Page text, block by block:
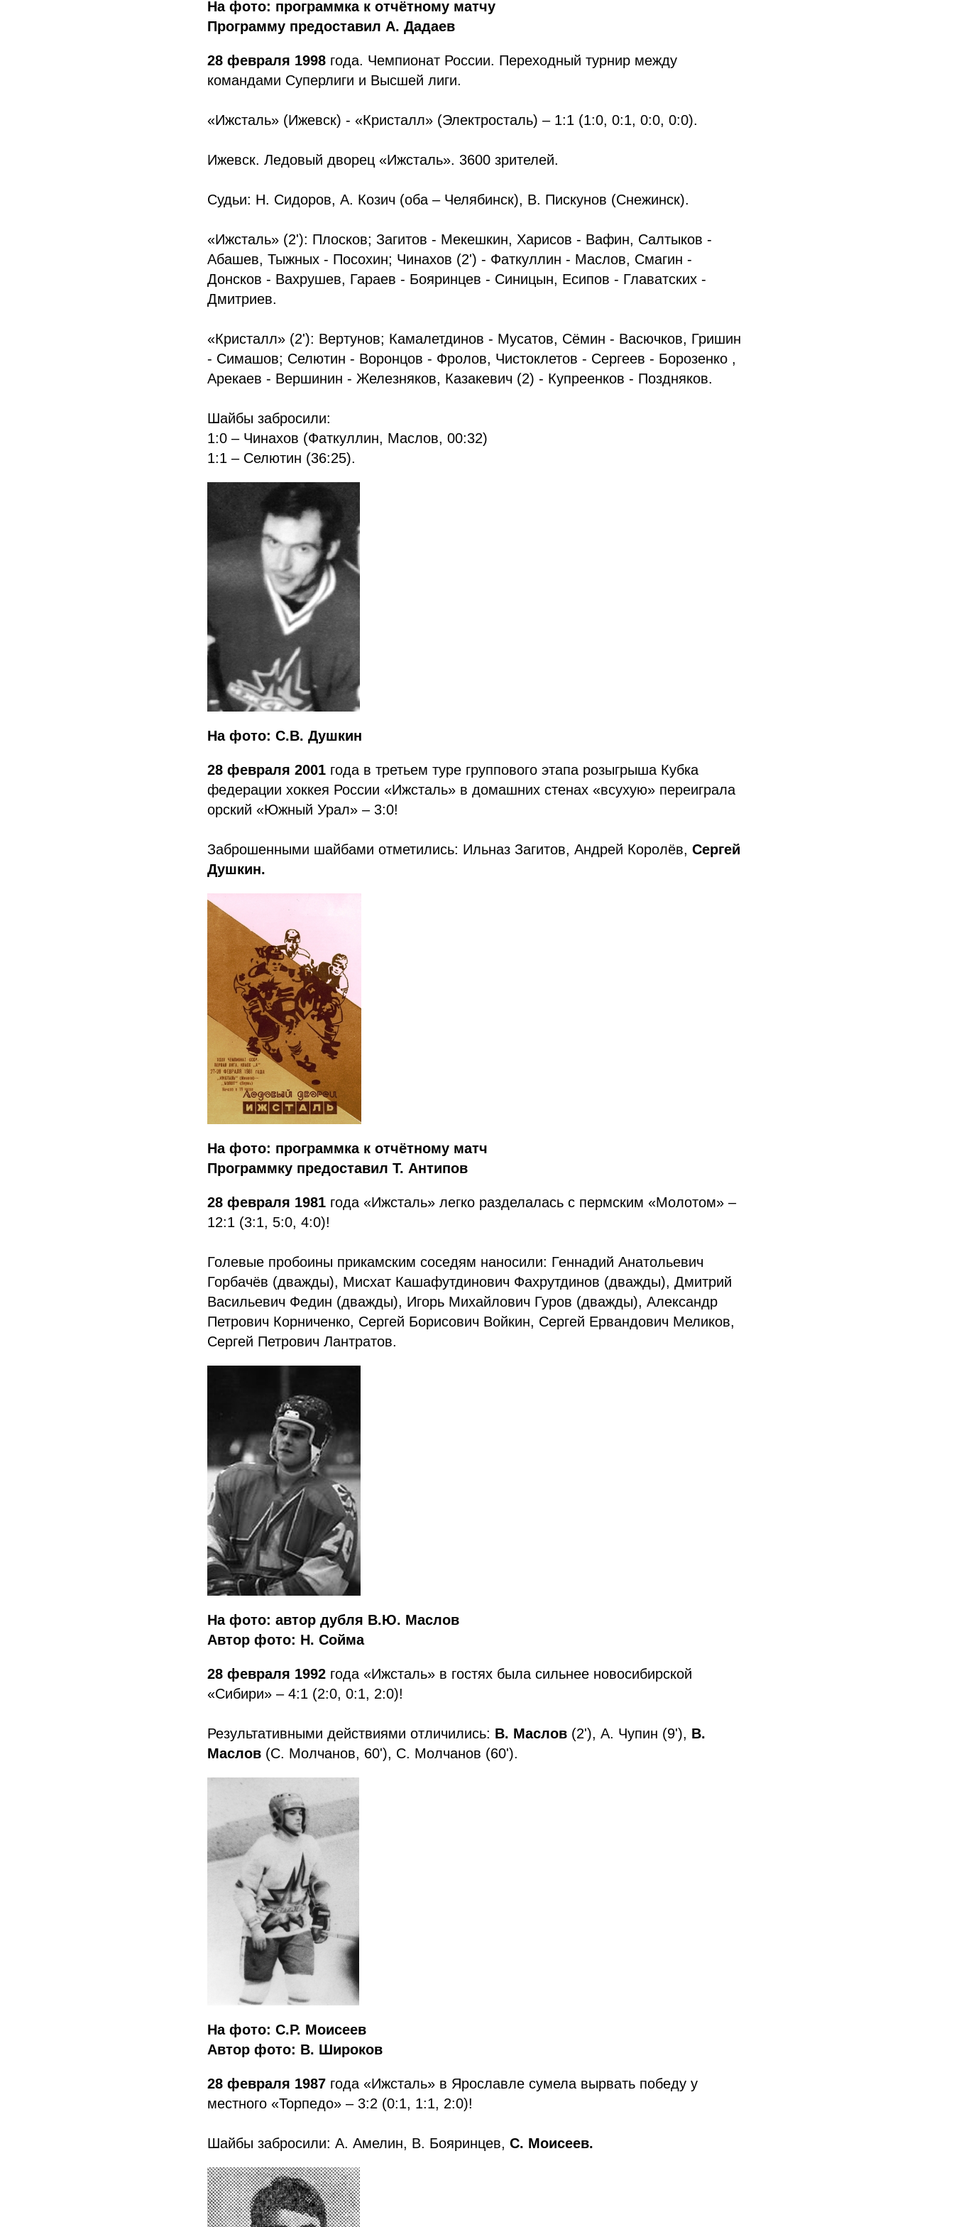
На фото: программка к отчётному матчу
Программу предоставил А. Дадаев
28 февраля 1998 года. Чемпионат России. Переходный турнир между
командами Суперлиги и Высшей лиги.
«Ижсталь» (Ижевск) - «Кристалл» (Электросталь) – 1:1 (1:0, 0:1, 0:0, 0:0).
Ижевск. Ледовый дворец «Ижсталь». 3600 зрителей.
Судьи: Н. Сидоров, А. Козич (оба – Челябинск), В. Пискунов (Снежинск).
«Ижсталь» (2'): Плосков; Загитов - Мекешкин, Харисов - Вафин, Салтыков -
Абашев, Тыжных - Посохин; Чинахов (2') - Фаткуллин - Маслов, Смагин -
Донсков - Вахрушев, Гараев - Бояринцев - Синицын, Есипов - Главатских -
Дмитриев.
«Кристалл» (2'): Вертунов; Камалетдинов - Мусатов, Сёмин - Васючков, Гришин
- Симашов; Селютин - Воронцов - Фролов, Чистоклетов - Сергеев - Борозенко ,
Арекаев - Вершинин - Железняков, Казакевич (2) - Купреенков - Поздняков.
Шайбы забросили:
1:0 – Чинахов (Фаткуллин, Маслов, 00:32)
1:1 – Селютин (36:25).
На фото: С.В. Душкин
28 февраля 2001 года в третьем туре группового этапа розыгрыша Кубка
федерации хоккея России «Ижсталь» в домашних стенах «всухую» переиграла
орский «Южный Урал» – 3:0!
Заброшенными шайбами отметились: Ильназ Загитов, Андрей Королёв, Сергей
Душкин.
На фото: программка к отчётному матч
Программку предоставил Т. Антипов
28 февраля 1981 года «Ижсталь» легко разделалась с пермским «Молотом» –
12:1 (3:1, 5:0, 4:0)!
Голевые пробоины прикамским соседям наносили: Геннадий Анатольевич
Горбачёв (дважды), Мисхат Кашафутдинович Фахрутдинов (дважды), Дмитрий
Васильевич Федин (дважды), Игорь Михайлович Гуров (дважды), Александр
Петрович Корниченко, Сергей Борисович Войкин, Сергей Ервандович Меликов,
Сергей Петрович Лантратов.
На фото: автор дубля В.Ю. Маслов
Автор фото: Н. Сойма
28 февраля 1992 года «Ижсталь» в гостях была сильнее новосибирской
«Сибири» – 4:1 (2:0, 0:1, 2:0)!
Результативными действиями отличились: В. Маслов (2'), А. Чупин (9'), В.
Маслов (С. Молчанов, 60'), С. Молчанов (60').
На фото: С.Р. Моисеев
Автор фото: В. Широков
28 февраля 1987 года «Ижсталь» в Ярославле сумела вырвать победу у
местного «Торпедо» – 3:2 (0:1, 1:1, 2:0)!
Шайбы забросили: А. Амелин, В. Бояринцев, С. Моисеев.